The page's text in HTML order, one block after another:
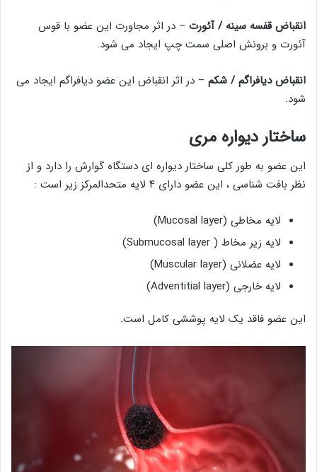
انقباض قفسه سینه / آئورت – در اثر مجاورت این عضو با قوس
آئورت و برونش اصلی سمت چپ ایجاد می شود.
انقباض دیافراگم / شکم – در اثر انقباض این عضو دیافراگم ایجاد می
شود.
ساختار دیواره مری
این عضو به طور کلی ساختار دیواره ای دستگاه گوارش را دارد و از
نظر بافت شناسی ، این عضو دارای ۴ لایه متحدالمرکز زیر است :
لایه مخاطی (Mucosal layer)
لایه زیر مخاط ( Submucosal layer)
لایه عضلانی (Muscular layer)
لایه خارجی (Adventitial layer)
این عضو فاقد یک لایه پوششی کامل است.